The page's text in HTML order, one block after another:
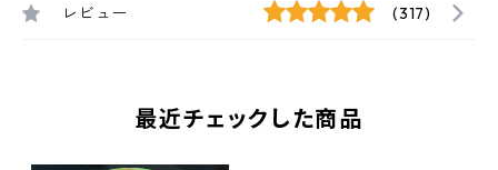
レビュー (317)
最近チェックした商品